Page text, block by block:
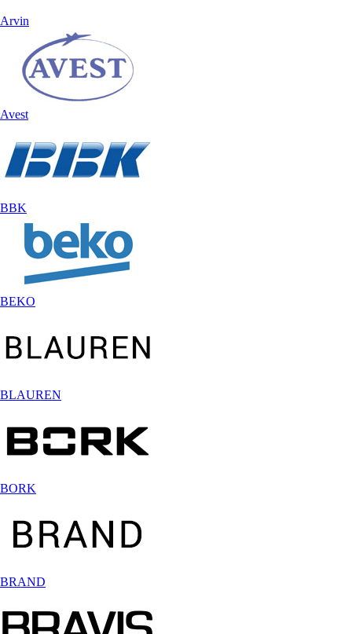
Arvin
Avest
BBK
BEKO
BLAUREN
BORK
BRAND